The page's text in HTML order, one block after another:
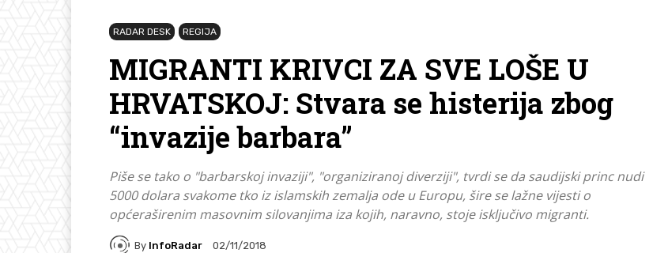
RADAR DESK REGIJA
MIGRANTI KRIVCI ZA SVE LOŠE U
HRVATSKOJ: Stvara se histerija zbog
“invazije barbara”
Piše se tako o "barbarskoj invaziji", "organiziranoj diverziji", tvrdi se da saudijski princ nudi
5000 dolara svakome tko iz islamskih zemalja ode u Europu, šire se lažne vijesti o
općeraširenim masovnim silovanjima iza kojih, naravno, stoje isključivo migranti.
By InfoRadar 02/11/2018